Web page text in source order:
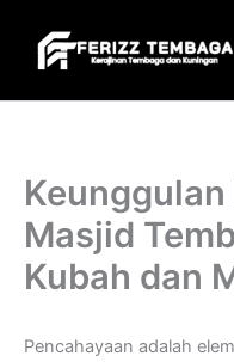
content
Masjid
Kubah dan
Pencahayaan adalah